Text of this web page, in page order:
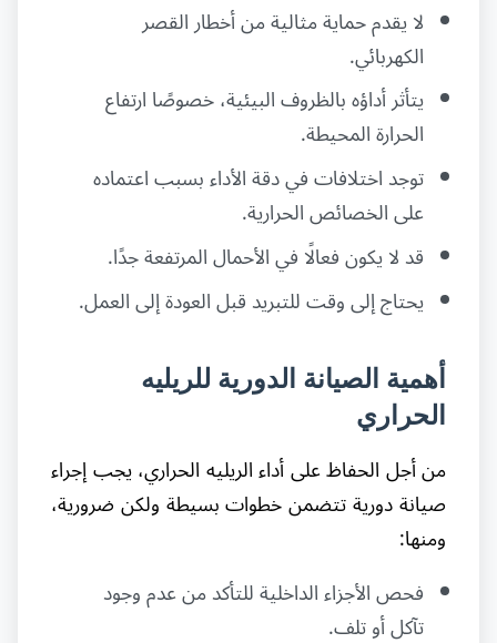
لا يقدم حماية مثالية من أخطار القصر
الكهربائي.
يتأثر أداؤه بالظروف البيئية، خصوصًا ارتفاع
الحرارة المحيطة.
توجد اختلافات في دقة الأداء بسبب اعتماده
على الخصائص الحرارية.
قد لا يكون فعالًا في الأحمال المرتفعة جدًا.
يحتاج إلى وقت للتبريد قبل العودة إلى العمل.
أهمية الصيانة الدورية للريليه
الحراري
من أجل الحفاظ على أداء الريليه الحراري، يجب إجراء
صيانة دورية تتضمن خطوات بسيطة ولكن ضرورية،
ومنها:
فحص الأجزاء الداخلية للتأكد من عدم وجود
تآكل أو تلف.